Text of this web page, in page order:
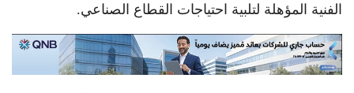
الفنية المؤهلة لتلبية احتياجات القطاع الصناعي.